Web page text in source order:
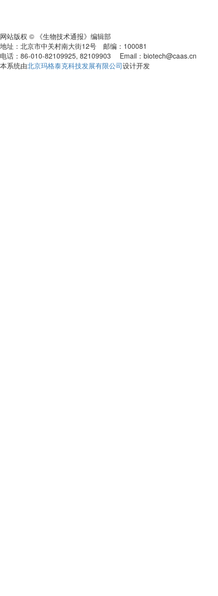
网站版权 © 《生物技术通报》编辑部
地址：北京市中关村南大街12号 邮编：100081
电话：86-010-82109925, 82109903 Email：biotech@caas.cn
本系统由北京玛格泰克科技发展有限公司设计开发